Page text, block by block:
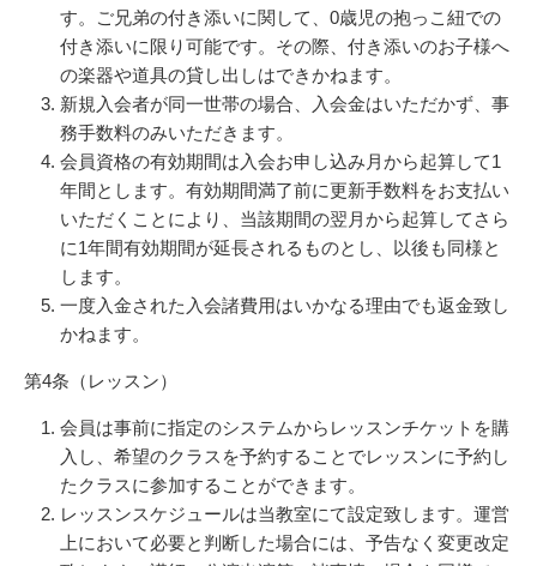
す。ご兄弟の付き添いに関して、0歳児の抱っこ紐での
付き添いに限り可能です。その際、付き添いのお子様へ
の楽器や道具の貸し出しはできかねます。
新規入会者が同一世帯の場合、入会金はいただかず、事
務手数料のみいただきます。
会員資格の有効期間は入会お申し込み月から起算して1
年間とします。有効期間満了前に更新手数料をお支払い
いただくことにより、当該期間の翌月から起算してさら
に1年間有効期間が延長されるものとし、以後も同様と
します。
一度入金された入会諸費用はいかなる理由でも返金致し
かねます。
第4条（レッスン）
会員は事前に指定のシステムからレッスンチケットを購
入し、希望のクラスを予約することでレッスンに予約し
たクラスに参加することができます。
レッスンスケジュールは当教室にて設定致します。運営
上において必要と判断した場合には、予告なく変更改定